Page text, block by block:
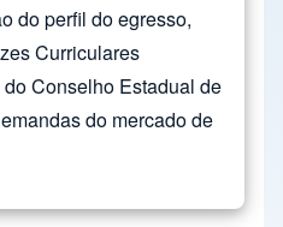
do perfil do egresso,
Curriculares
Conselho Estadual de
do mercado de